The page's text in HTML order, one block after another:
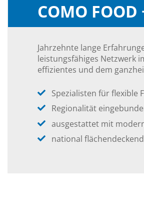
COMO FOOD
Jahrzehnte lange
leistungsfähiges Netzwerk
effizientes und dem
Spezialisten für flexible
Regionalität
ausgestattet mit
national